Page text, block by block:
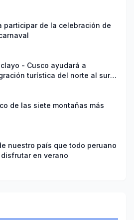
participar de la celebración de
- Cusco ayudará a
turística del norte al sur
de las siete montañas más
nuestro país que todo peruano
en verano